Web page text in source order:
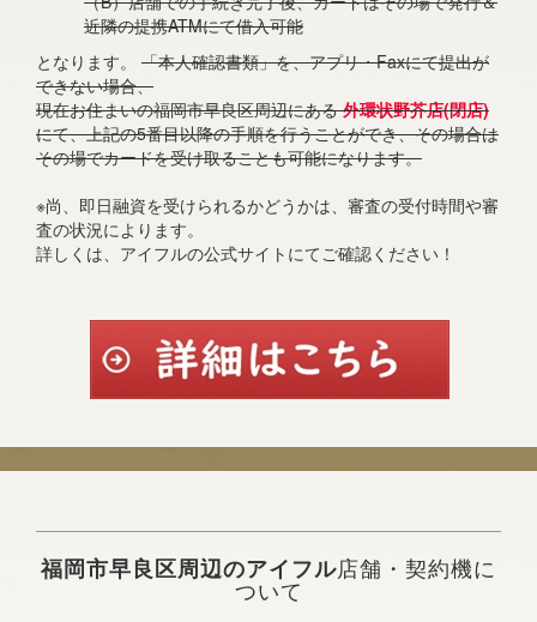
近隣の提携ATMにて借入可能
となります。 「本人確認書類」を、アプリ・Faxにて提出が
できない場合、
現在お住まいの福岡市早良区周辺にある外環状野芥店(閉店)
にて、上記の5番目以降の手順を行うことができ、その場合は
その場でカードを受け取ることも可能になります。
※尚、即日融資を受けられるかどうかは、審査の受付時間や審
査の状況によります。
詳しくは、アイフルの公式サイトにてご確認ください！
福岡市早良区周辺のアイフル店舗・契約機に
ついて